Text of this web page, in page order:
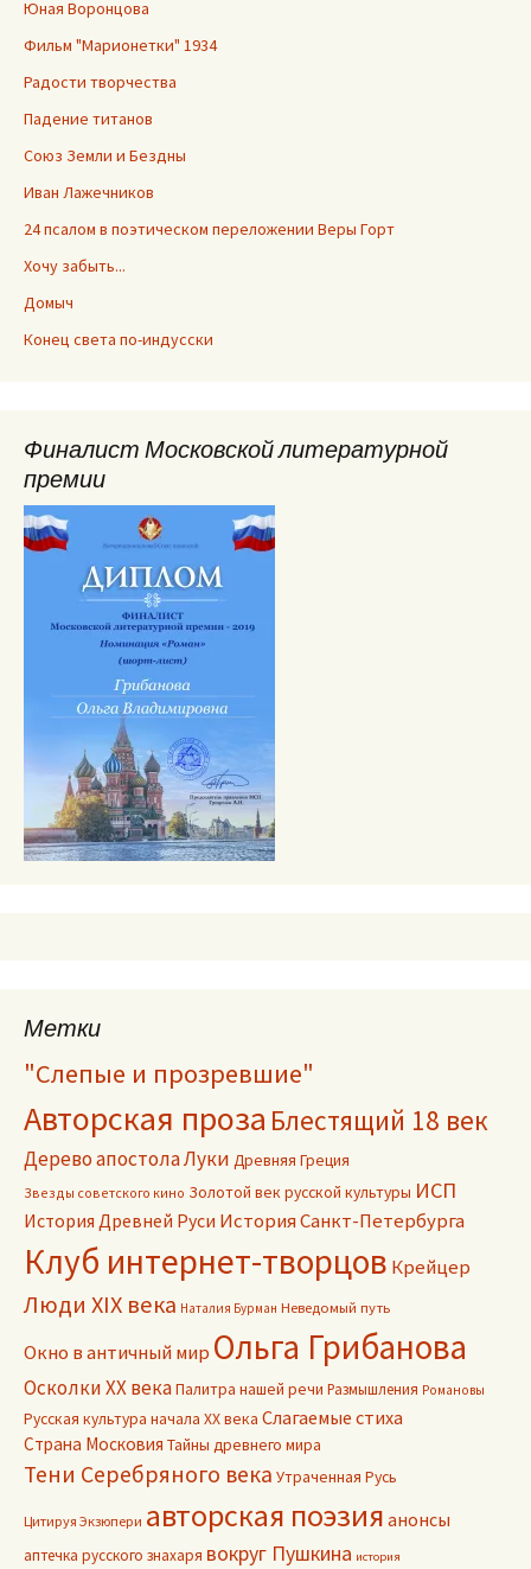
Юная Воронцова
Фильм "Марионетки" 1934
Радости творчества
Падение титанов
Союз Земли и Бездны
Иван Лажечников
24 псалом в поэтическом переложении Веры Горт
Хочу забыть...
Домыч
Конец света по-индусски
Финалист Московской литературной
премии
Метки
"Слепые и прозревшие"
Авторская проза Блестящий 18 век
Дерево апостола Луки Древняя Греция
Звезды советского кино Золотой век русской культуры ИСП
История Древней Руси История Санкт-Петербурга
Клуб интернет-творцов Крейцер
Люди XIX века Наталия Бурман Неведомый путь
Окно в античный мир Ольга Грибанова
Осколки ХХ векаПалитра нашей речи Размышления Романовы
Русская культура начала ХХ века Слагаемые стиха
Страна Московия Тайны древнего мира
Тени Серебряного века Утраченная Русь
Цитируя Экзюпери авторская поэзия анонсы
аптечка русского знахаря вокруг Пушкина история